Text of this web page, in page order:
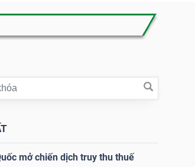
mở chiến dịch truy thu thuế